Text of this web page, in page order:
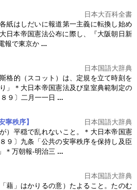
日本大百科全書
紙はしだいに報道第一主義に転換し始め
日本帝国憲法公布に際し、『大阪朝日新
報で東京か ...
日本国語大辞典
格的（スコット）は、定規を立て時刻を
」＊ 大日本帝国憲法及び皇室典範制定の
９〕二月一一日 ...
寧秩序】
日本国語大辞典
）平穏で乱れないこと。＊ 大日本帝国憲
９〕九条「公共の安寧秩序を保持し及臣
＊万朝報‐明治三 ...
日本国語大辞典
藉」はかりるの意）たよること。たのむ